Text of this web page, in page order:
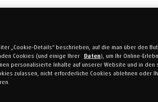
„Cookie-Details“ beschrieben, auf die man über den
Cookies (und einige Ihrer
Daten), um Ihr Online-
personalisierte Inhalte auf unserer Website und in den
zulassen, nicht erforderliche Cookies ablehnen oder